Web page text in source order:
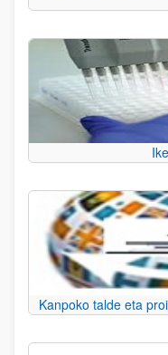
Kanpoko talde eta